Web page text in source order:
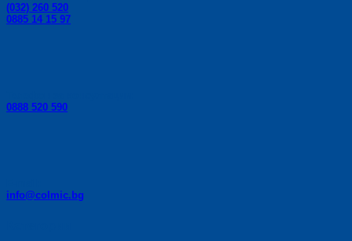
(032) 260 520
0885 14 15 97
0888 520 590
info@colmic.bg